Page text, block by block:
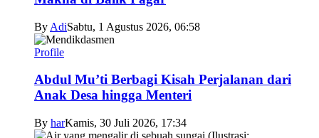
By AdiSabtu, 1 Agustus 2026, 06:58
Profile
Abdul Mu’ti Berbagi Kisah Perjalanan dari
Anak Desa hingga Menteri
By harKamis, 30 Juli 2026, 17:34